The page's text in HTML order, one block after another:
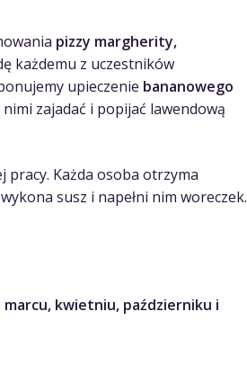
pizzy margherity,
każdemu z uczestników
upieczenie bananowego
zajadać i popijać lawendową
pracy. Każda osoba otrzyma
susz i napełni nim woreczek.
kwietniu, październiku i